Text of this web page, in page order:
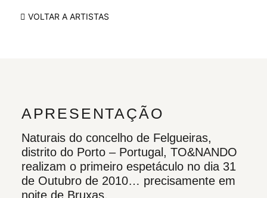
VOLTAR A ARTISTAS
APRESENTAÇÃO
Naturais do concelho de Felgueiras,
distrito do Porto – Portugal, TO&NANDO
realizam o primeiro espetáculo no dia 31
de Outubro de 2010… precisamente em
noite de Bruxas.